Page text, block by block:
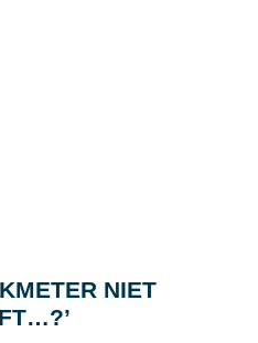
NIET